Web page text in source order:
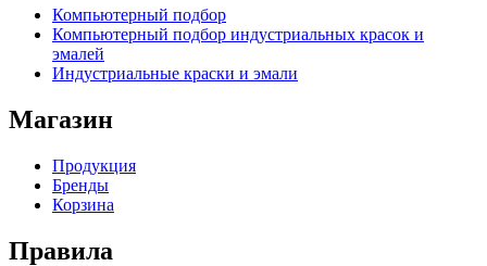
Компьютерный подбор
Компьютерный подбор индустриальных красок и
эмалей
Индустриальные краски и эмали
Магазин
Продукция
Бренды
Корзина
Правила